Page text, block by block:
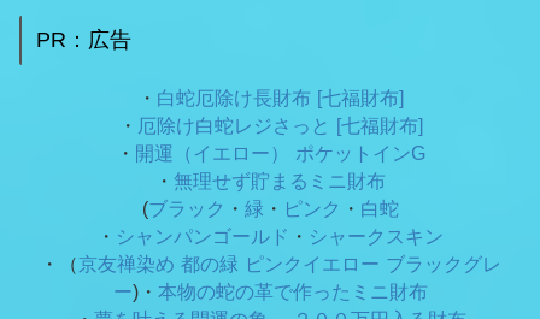
PR：広告
・ 白蛇厄除け長財布 [七福財布]
・ 厄除け白蛇レジさっと [七福財布]
・ 開運（イエロー） ポケットインG
・ 無理せず貯まるミニ財布
(ブラック ・ 緑 ・ ピンク ・ 白蛇
・ シャンパンゴールド ・ シャークスキン
・（京友禅染め 都の緑 ピンクイエロー ブラックグレ
ー)・ 本物の蛇の革で作ったミニ財布